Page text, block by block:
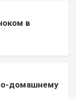
в
домашнему